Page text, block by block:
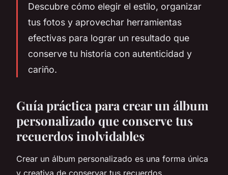
Descubre cómo elegir el estilo, organizar
tus fotos y aprovechar herramientas
efectivas para lograr un resultado que
conserve tu historia con autenticidad y
cariño.
Guía práctica para crear un álbum
personalizado que conserve tus
recuerdos inolvidables
Crear un álbum personalizado es una forma única
y creativa de conservar tus recuerdos